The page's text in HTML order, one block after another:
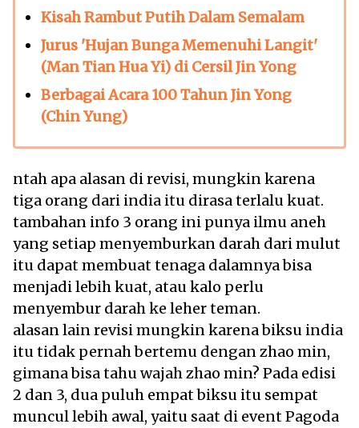
Kisah Rambut Putih Dalam Semalam
Jurus 'Hujan Bunga Memenuhi Langit'
(Man Tian Hua Yi) di Cersil Jin Yong
Berbagai Acara 100 Tahun Jin Yong
(Chin Yung)
ntah apa alasan di revisi, mungkin karena
tiga orang dari india itu dirasa terlalu kuat.
tambahan info 3 orang ini punya ilmu aneh
yang setiap menyemburkan darah dari mulut
itu dapat membuat tenaga dalamnya bisa
menjadi lebih kuat, atau kalo perlu
menyembur darah ke leher teman.
alasan lain revisi mungkin karena biksu india
itu tidak pernah bertemu dengan zhao min,
gimana bisa tahu wajah zhao min? Pada edisi
2 dan 3, dua puluh empat biksu itu sempat
muncul lebih awal, yaitu saat di event Pagoda